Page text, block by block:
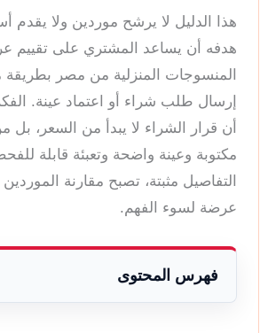
هذا الدليل لا يرشح موردين ولا يقدم
هدفه أن يساعد المشتري على تقييم
المنسوجات المنزلية من مصر
إرسال طلب شراء أو اعتماد عينة.
أن قرار الشراء لا يبدأ من السعر،
مكتوبة وعينة واضحة وتعبئة قابلة
التفاصيل مثبتة، تصبح مقارنة
عرضة لسوء الفهم.
فهرس المحتوى